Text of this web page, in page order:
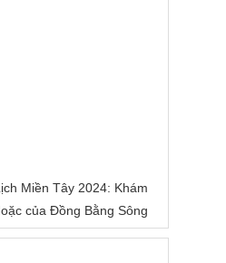
Miền Tây 2024: Khám
của Đồng Bằng Sông
Nước